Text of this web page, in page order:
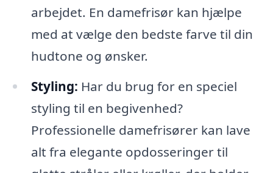
arbejdet. En damefrisør kan hjælpe
med at vælge den bedste farve til din
hudtone og ønsker.
Styling: Har du brug for en speciel
styling til en begivenhed?
Professionelle damefrisører kan lave
alt fra elegante opdosseringer til